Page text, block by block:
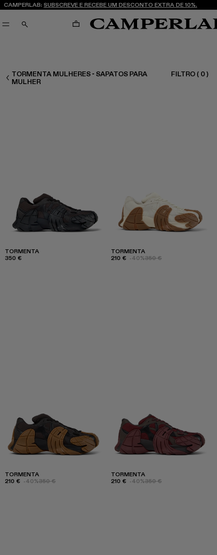
CAMPERLAB: SUBSCREVE E RECEBE UM DESCONTO EXTRA DE 10%.
PESQUISAR CARRINHO
MULHER SAPATOS
TORMENTA MULHERES - SAPATOS PARA
MULHER
FILTRO ( 0)
TORMENTA
350 €
TORMENTA
210 € -40%350 €
TORMENTA
210 € -40%350 €
TORMENTA
210 € -40%350 €